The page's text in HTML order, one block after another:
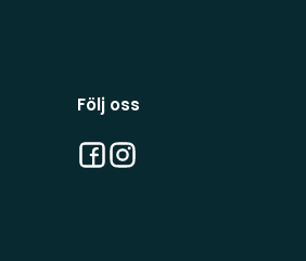
Följ oss
Facebook
Instagram